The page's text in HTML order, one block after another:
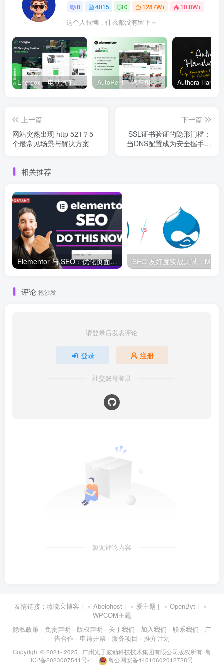
8 4015 0 1287W+ 10.8W+
这个人很懒，什么都没有留下～
Energox – 电动汽车充电站 Elementor 模板套件 AutoRent – 汽车租赁服务 Elementor 模板套件
上一篇
网站突然出现 http 521？5
个最常见场景与解决方案
下一篇
SSL证书验证的隐形门槛：
当DNS配置成为安全握手的
相关推荐
Elementor 与 SEO：优化页面结构和加载速度的最佳实践
评论 抢沙发
请登录后发表评论
登录 注册
社交账号登录
暂无评论内容
友情链接： 薇晓朵博客 | Abelohost | 爱主题 | OpenByt |
WPCOM主题
隐私政策 · 免责声明 · 版权声明 · 关于我们 · 加入我们 · 联系我们 · 广
告合作 · 申请开票 · 服务项目 · 推介计划
Copyright © 2021- 2025 · 广州光子波动科技技术集团有限公司版权所有·粤
ICP备2023007541号-1 · 粤公网安备44010602012728号